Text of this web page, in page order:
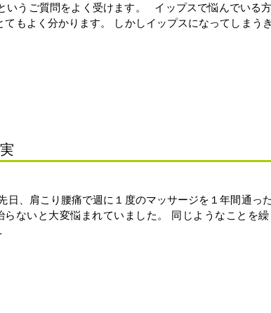
いうご質問をよく受けます。 イップスで悩んでいる
もよく分かります。 しかしイップスになってしまう
、肩こり腰痛で週に１度のマッサージを１年間通っ
ないと大変悩まれていました。 同じようなことを